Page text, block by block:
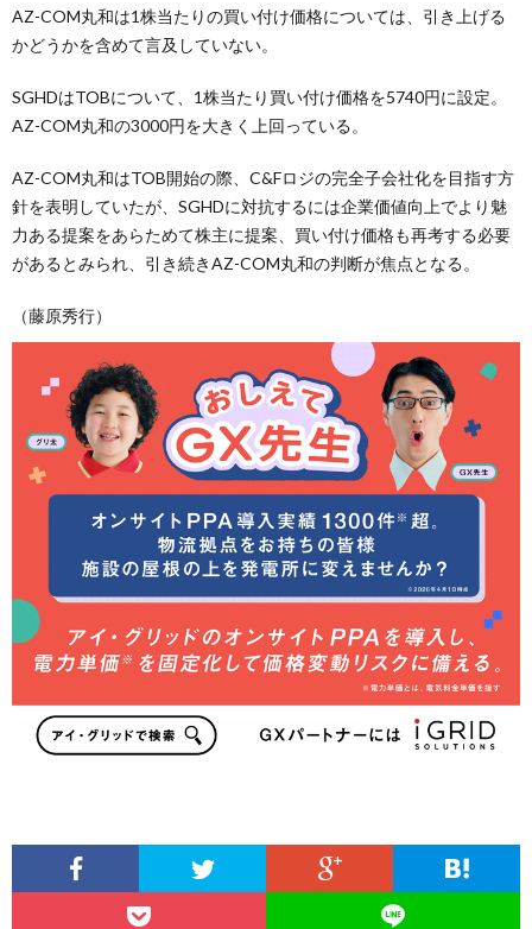
AZ-COM丸和は1株当たりの買い付け価格については、引き上げる
かどうかを含めて言及していない。
SGHDはTOBについて、1株当たり買い付け価格を5740円に設定。
AZ-COM丸和の3000円を大きく上回っている。
AZ-COM丸和はTOB開始の際、C&Fロジの完全子会社化を目指す方
針を表明していたが、SGHDに対抗するには企業価値向上でより魅
力ある提案をあらためて株主に提案、買い付け価格も再考する必要
があるとみられ、引き続きAZ-COM丸和の判断が焦点となる。
（藤原秀行）